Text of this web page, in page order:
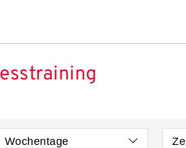
Wochentage